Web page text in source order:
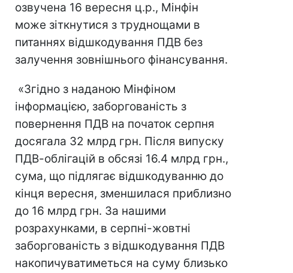
озвучена 16 вересня ц.р., Мінфін
може зіткнутися з труднощами в
питаннях відшкодування ПДВ без
залучення зовнішнього фінансування.
«Згідно з наданою Мінфіном
інформацією, заборгованість з
повернення ПДВ на початок серпня
досягала 32 млрд грн. Після випуску
ПДВ-облігацій в обсязі 16.4 млрд грн.,
сума, що підлягає відшкодуванню до
кінця вересня, зменшилася приблизно
до 16 млрд грн. За нашими
розрахунками, в серпні-жовтні
заборгованість з відшкодування ПДВ
накопичуватиметься на суму близько